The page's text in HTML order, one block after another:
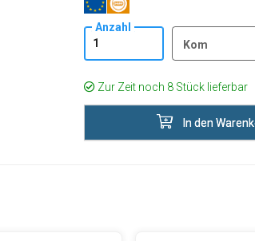
Anzahl
Kom
Zur Zeit noch 8 Stück lieferbar
In den